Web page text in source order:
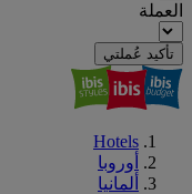
العملة
تأكيد عُملتي
Hotels
أوروبا
ألمانيا